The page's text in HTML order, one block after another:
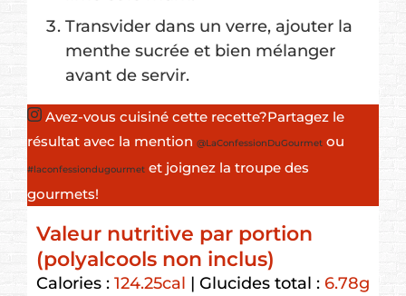
Transvider dans un verre, ajouter la
menthe sucrée et bien mélanger
avant de servir.
Avez-vous cuisiné cette recette?Partagez le
résultat avec la mention @LaConfessionDuGourmetou
#laconfessiondugourmetet joignez la troupe des
gourmets!
Valeur nutritive par portion
(polyalcools non inclus)
Calories : 124.25cal | Glucides total : 6.78g